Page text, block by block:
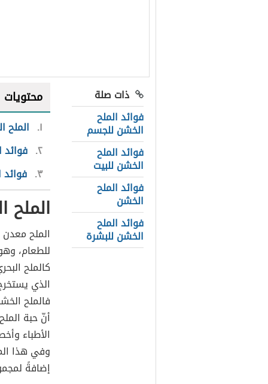
ذات صلة
فوائد الملح
الخشن للجسم
فوائد الملح
الخشن للبيت
فوائد الملح
الخشن
فوائد الملح
الخشن للبشرة
محتويات
١ الملح
٢
٣ فوائد
الملح
الملح
للطعام،
كالملح
الذي
فالملح
أنّ حبة
الأطباء
وفي هذا
إضافةً